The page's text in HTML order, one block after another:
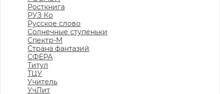
Росткнига
РУЗ Ко
Русское слово
Солнечные ступеньки
Спектр-М
Страна фантазий
СФЕРА
Титул
ТЦУ
Учитель
УчЛит